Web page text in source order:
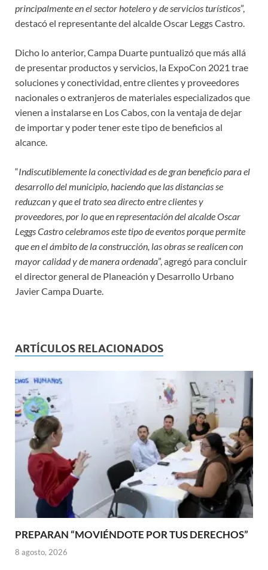
principalmente en el sector hotelero y de servicios turísticos”,
destacó el representante del alcalde Oscar Leggs Castro.
Dicho lo anterior, Campa Duarte puntualizó que más allá
de presentar productos y servicios, la ExpoCon 2021 trae
soluciones y conectividad, entre clientes y proveedores
nacionales o extranjeros de materiales especializados que
vienen a instalarse en Los Cabos, con la ventaja de dejar
de importar y poder tener este tipo de beneficios al
alcance.
“Indiscutiblemente la conectividad es de gran beneficio para el
desarrollo del municipio, haciendo que las distancias se
reduzcan y que el trato sea directo entre clientes y
proveedores, por lo que en representación del alcalde Oscar
Leggs Castro celebramos este tipo de eventos porque permite
que en el ámbito de la construcción, las obras se realicen con
mayor calidad y de manera ordenada”, agregó para concluir
el director general de Planeación y Desarrollo Urbano
Javier Campa Duarte.
ARTÍCULOS RELACIONADOS
PREPARAN “MOVIÉNDOTE POR TUS DERECHOS”
8 agosto, 2026